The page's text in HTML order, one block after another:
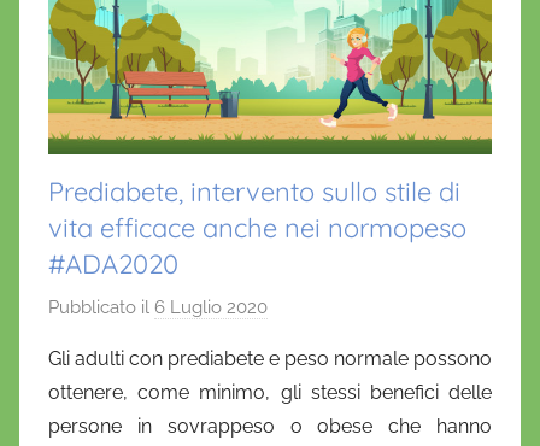
Prediabete, intervento sullo stile di
vita efficace anche nei normopeso
#ADA2020
Pubblicato il 6 Luglio 2020
D
a
n
Gli adulti con prediabete e peso normale possono
ottenere, come minimo, gli stessi benefici delle
persone in sovrappeso o obese che hanno